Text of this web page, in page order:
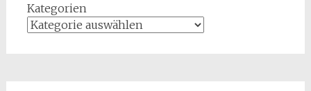
Kategorien